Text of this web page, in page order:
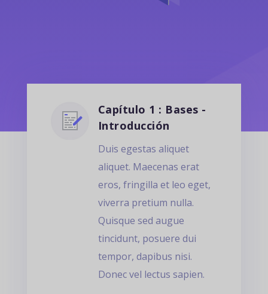
Capítulo 1 : Bases -
Introducción
Duis egestas aliquet
aliquet. Maecenas erat
eros, fringilla et leo eget,
viverra pretium nulla.
Quisque sed augue
tincidunt, posuere dui
tempor, dapibus nisi.
Donec vel lectus sapien.